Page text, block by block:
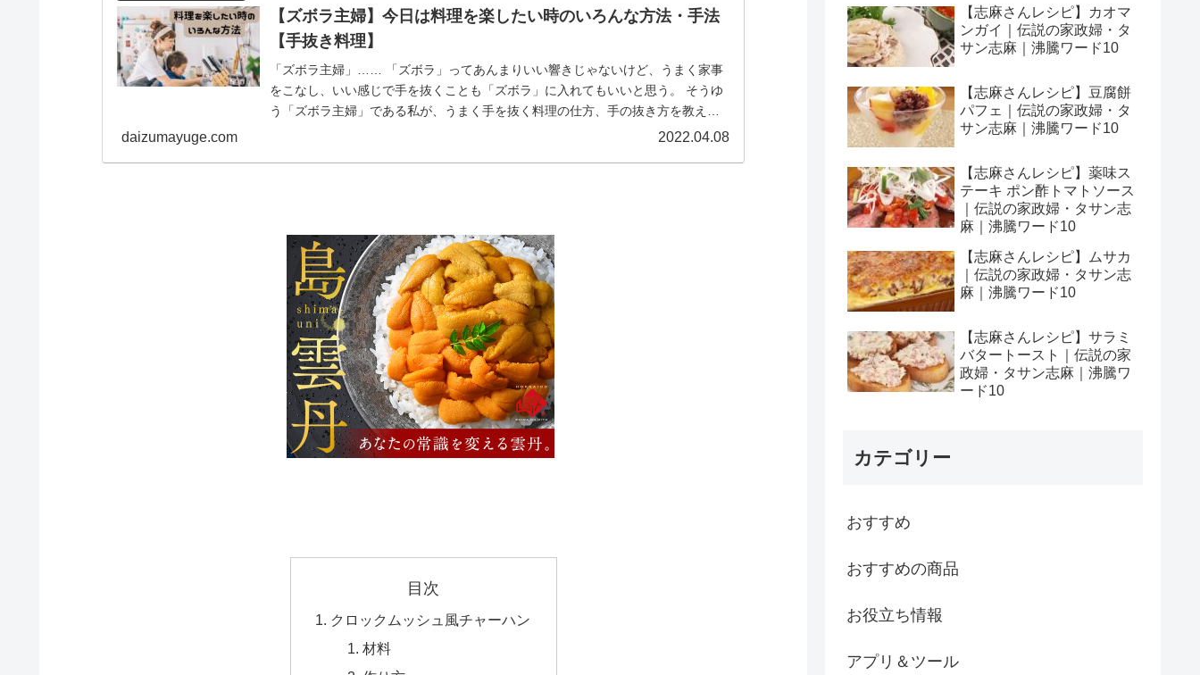
【ズボラ主婦】今日は料理を楽したい時のいろんな方法・手法
【手抜き料理】
「ズボラ主婦」…… 「ズボラ」ってあんまりいい響きじゃないけど、うまく家事
をこなし、いい感じで手を抜くことも「ズボラ」に入れてもいいと思う。 そうゆ
う「ズボラ主婦」である私が、うまく手を抜く料理の仕方、手の抜き方を教えま
daizumayuge.com 2022.04.08
目次
クロックムッシュ風チャーハン
材料
【志麻さんレシピ】カオマ
ンガイ｜伝説の家政婦・タ
サン志麻｜沸騰ワード10
【志麻さんレシピ】豆腐餅
パフェ｜伝説の家政婦・タ
サン志麻｜沸騰ワード10
【志麻さんレシピ】薬味ス
テーキ ポン酢トマトソース
｜伝説の家政婦・タサン志
麻｜沸騰ワード10
【志麻さんレシピ】ムサカ
｜伝説の家政婦・タサン志
麻｜沸騰ワード10
【志麻さんレシピ】サラミ
バタートースト｜伝説の家
政婦・タサン志麻｜沸騰ワ
ード10
カテゴリー
おすすめ
おすすめの商品
お役立ち情報
アプリ＆ツール